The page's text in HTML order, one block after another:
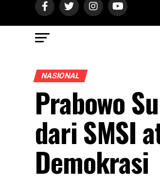
NASIONAL
Prabowo
dari SMSI
Demokrasi